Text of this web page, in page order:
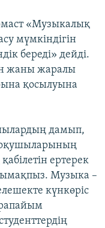
«Музыкалық
мүмкіндігін
береді» дейді.
жаны жаралы
қосылуына
дамып,
оқушыларының
ертерек
Музыка –
күнкөріс